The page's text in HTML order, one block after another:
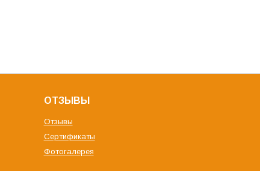
ОТЗЫВЫ
Отзывы
Сертификаты
Фотогалерея